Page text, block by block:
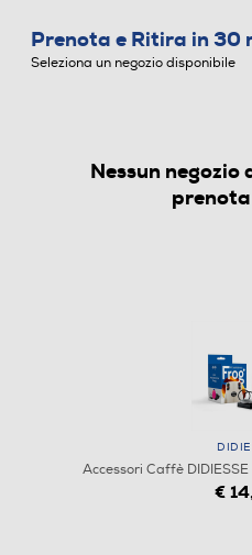
ACCESSORI CAFFÈ
Prenota e Ritira in 30
Seleziona un negozio disponibile
Nessun
Accessori Caffè DIDIESSE
€